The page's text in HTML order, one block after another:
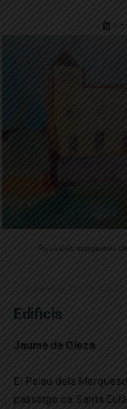
2
Palau dels marquesos
Edificis
Jaume de Oleza
El Palau dels
passatge de Santa